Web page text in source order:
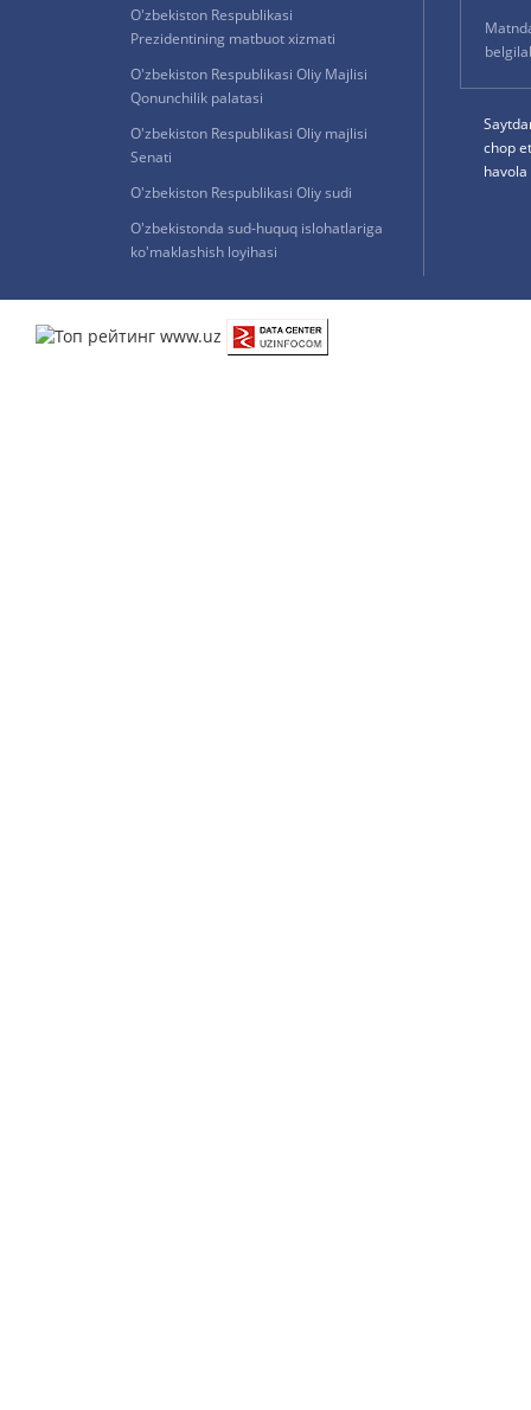
O'zbekiston Respublikasi
Prezidentining matbuot xizmati
O'zbekiston Respublikasi Oliy Majlisi
Qonunchilik palatasi
O'zbekiston Respublikasi Oliy majlisi
Senati
O'zbekiston Respublikasi Oliy sudi
O'zbekistonda sud-huquq islohatlariga
ko'maklashish loyihasi
chop